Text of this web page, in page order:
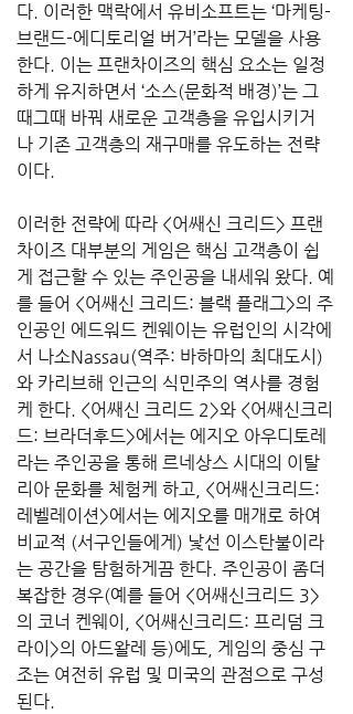
다. 이러한 맥락에서 유비소프트는 ‘마케팅-
브랜드-에디토리얼 버거’라는 모델을 사용
한다. 이는 프랜차이즈의 핵심 요소는 일정
하게 유지하면서 ‘소스(문화적 배경)’는 그
때그때 바꿔 새로운 고객층을 유입시키거
나 기존 고객층의 재구매를 유도하는 전략
이다.
이러한 전략에 따라 <어쌔신 크리드> 프랜
차이즈 대부분의 게임은 핵심 고객층이 쉽
게 접근할 수 있는 주인공을 내세워 왔다. 예
를 들어 <어쌔신 크리드: 블랙 플래그>의 주
인공인 에드워드 켄웨이는 유럽인의 시각에
서 나소Nassau(역주: 바하마의 최대도시)
와 카리브해 인근의 식민주의 역사를 경험
케 한다. <어쌔신 크리드 2>와 <어쌔신크리
드: 브라더후드>에서는 에지오 아우디토레
라는 주인공을 통해 르네상스 시대의 이탈
리아 문화를 체험케 하고, <어쌔신크리드:
레벨레이션>에서는 에지오를 매개로 하여
비교적 (서구인들에게) 낯선 이스탄불이라
는 공간을 탐험하게끔 한다. 주인공이 좀더
복잡한 경우(예를 들어 <어쌔신크리드 3>
의 코너 켄웨이, <어쌔신크리드: 프리덤 크
라이>의 아드왈레 등)에도, 게임의 중심 구
조는 여전히 유럽 및 미국의 관점으로 구성
된다.